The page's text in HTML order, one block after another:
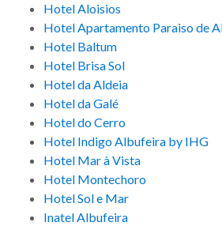
Hotel Aloisios
Hotel Apartamento Paraiso de
Hotel Baltum
Hotel Brisa Sol
Hotel da Aldeia
Hotel da Galé
Hotel do Cerro
Hotel Indigo Albufeira by IHG
Hotel Mar à Vista
Hotel Montechoro
Hotel Sol e Mar
Inatel Albufeira